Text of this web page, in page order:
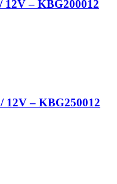
12V – KBG200012
12V – KBG250012